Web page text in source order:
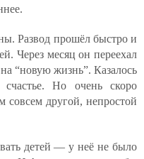
Развод прошёл быстро и
Через месяц он переехал
“новую жизнь”. Казалось
Но очень скоро
совсем другой, непростой
детей — у неё не было